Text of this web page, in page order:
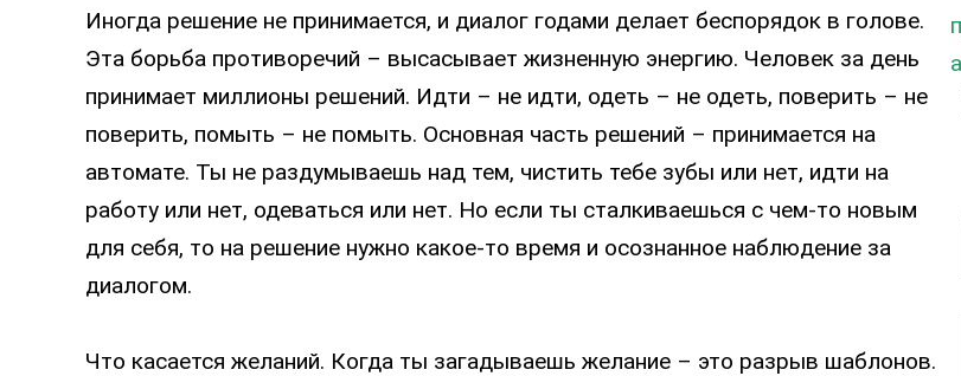
Иногда решение не принимается, и диалог годами делает беспорядок в голове.
Эта борьба противоречий – высасывает жизненную энергию. Человек за день
принимает миллионы решений. Идти – не идти, одеть – не одеть, поверить – не
поверить, помыть – не помыть. Основная часть решений – принимается на
автомате. Ты не раздумываешь над тем, чистить тебе зубы или нет, идти на
работу или нет, одеваться или нет. Но если ты сталкиваешься с чем-то новым
для себя, то на решение нужно какое-то время и осознанное наблюдение за
диалогом.
Что касается желаний. Когда ты загадываешь желание – это разрыв шаблонов.